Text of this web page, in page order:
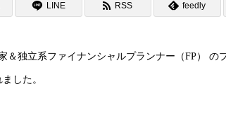
LINE RSS feedly
＆独立系ファイナンシャルプランナー（FP） の
した。